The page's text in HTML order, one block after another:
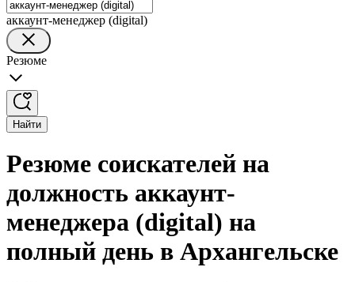
аккаунт-менеджер (digital)
Резюме
Найти
Резюме соискателей на
должность аккаунт-
менеджера (digital) на
полный день в Архангельске